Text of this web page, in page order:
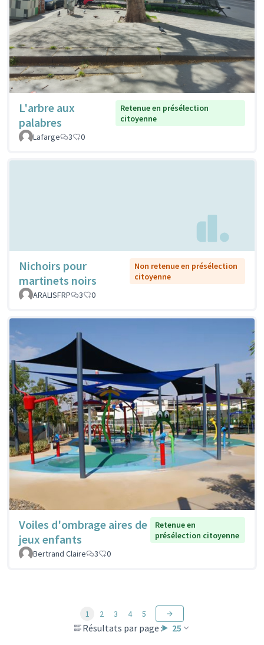
L'arbre aux
palabres
Retenue en présélection
citoyenne
Lafarge
3 0
Nichoirs pour
martinets noirs
Non retenue en présélection
citoyenne
ARALISFRP
3 0
Voiles d'ombrage aires de
jeux enfants
Retenue en
présélection citoyenne
Bertrand Claire
3 0
Résultats par page : 25
1 2 3 4 5